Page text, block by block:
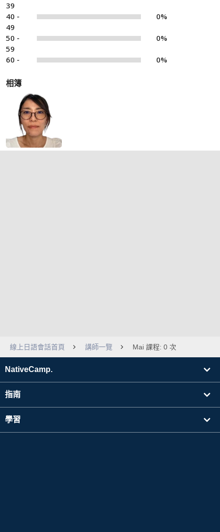
39
40 -
49
0%
50 -
59
0%
60 - 0%
相簿
線上日語會話首頁 講師一覽 Mai 課程: 0 次
NativeCamp.
指南
學習